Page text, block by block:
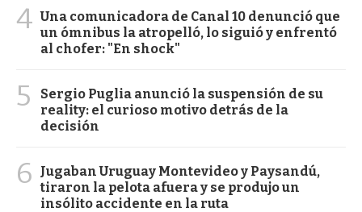
4 Una comunicadora de Canal 10 denunció que
un ómnibus la atropelló, lo siguió y enfrentó
al chofer: "En shock"
5
Sergio Puglia anunció la suspensión de su
reality: el curioso motivo detrás de la
decisión
6
Jugaban Uruguay Montevideo y Paysandú,
tiraron la pelota afuera y se produjo un
insólito accidente en la ruta